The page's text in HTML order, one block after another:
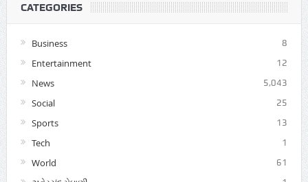
CATEGORIES
Business 8
Entertainment 12
News 5,043
Social 25
Sports 13
Tech 1
World 61